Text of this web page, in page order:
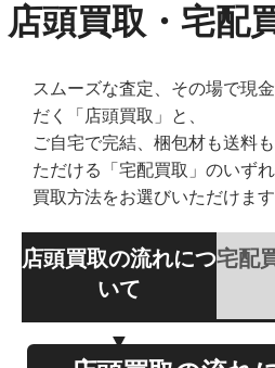
店頭買取・宅配
スムーズな査定、その場で現
だく「店頭買取」と、
ご自宅で完結、梱包材も送料
ただける「宅配買取」のいず
買取方法をお選びいただけます
店頭買取の流れにつ
いて
宅配